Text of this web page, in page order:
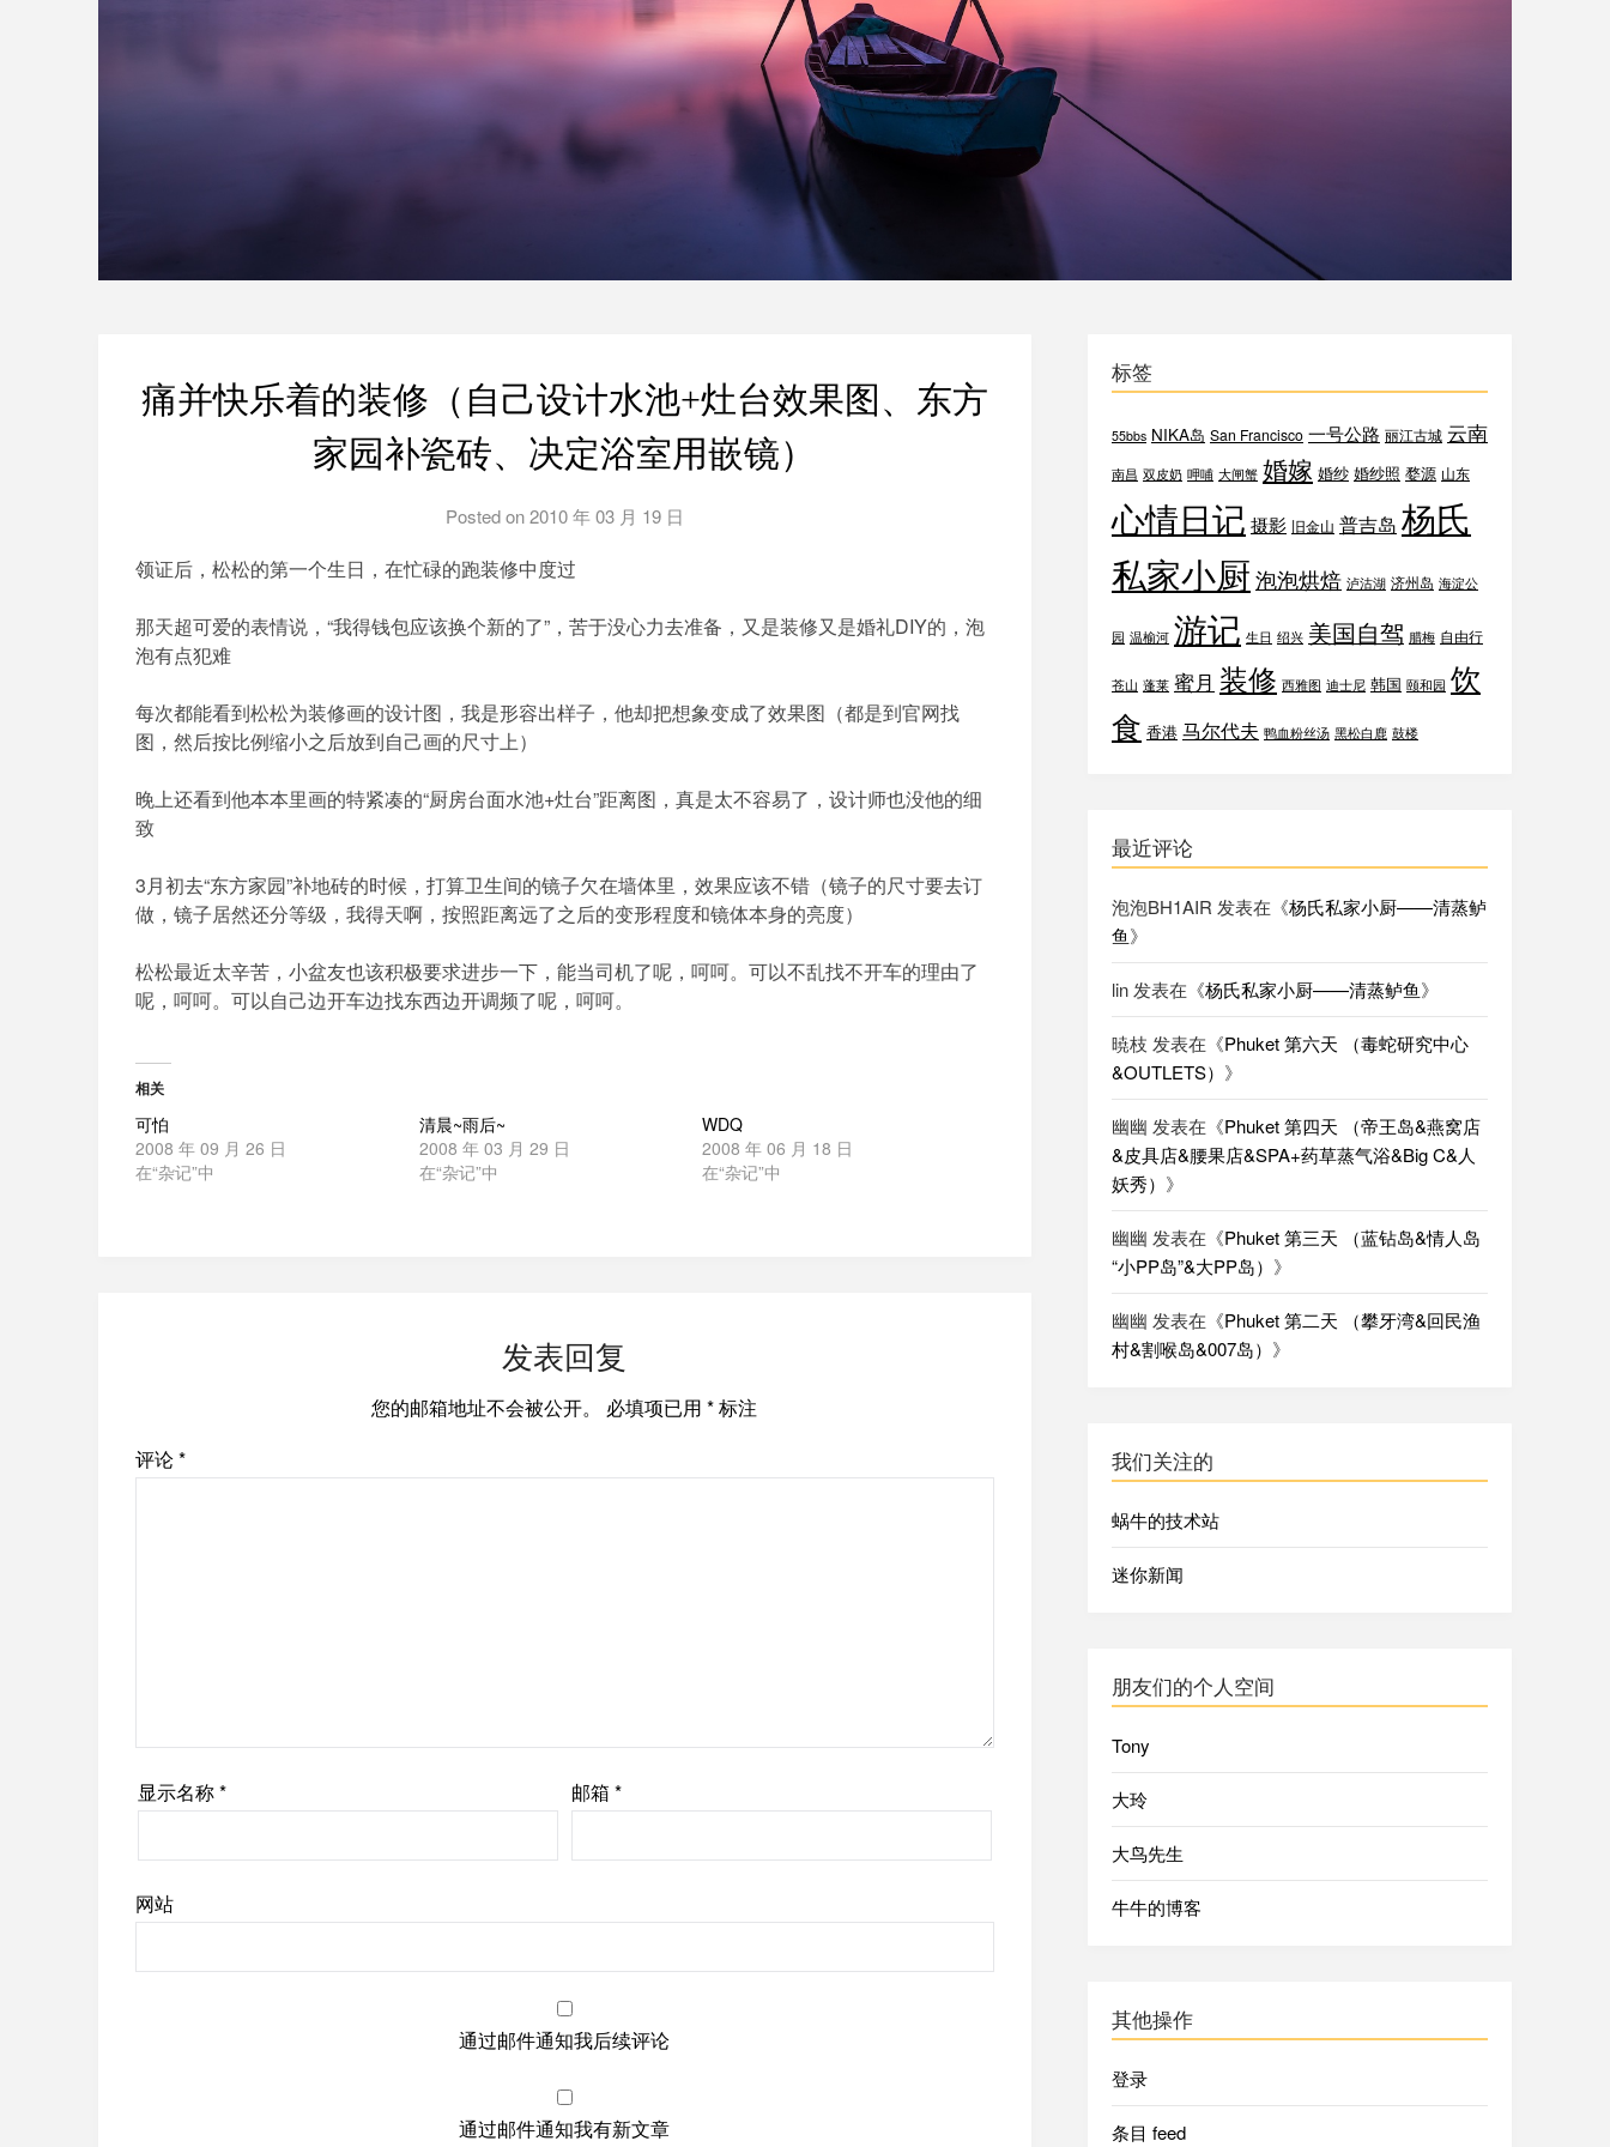
痛并快乐着的装修（自己设计水池+灶台效果图、东方
家园补瓷砖、决定浴室用嵌镜）
Posted on2010 年 03 月 19 日
领证后，松松的第一个生日，在忙碌的跑装修中度过
那天超可爱的表情说，“我得钱包应该换个新的了”，苦于没心力去准备，又是装修又是婚礼DIY的，泡
泡有点犯难
每次都能看到松松为装修画的设计图，我是形容出样子，他却把想象变成了效果图（都是到官网找
图，然后按比例缩小之后放到自己画的尺寸上）
晚上还看到他本本里画的特紧凑的“厨房台面水池+灶台”距离图，真是太不容易了，设计师也没他的细
致
3月初去“东方家园”补地砖的时候，打算卫生间的镜子欠在墙体里，效果应该不错（镜子的尺寸要去订
做，镜子居然还分等级，我得天啊，按照距离远了之后的变形程度和镜体本身的亮度）
松松最近太辛苦，小盆友也该积极要求进步一下，能当司机了呢，呵呵。可以不乱找不开车的理由了
呢，呵呵。可以自己边开车边找东西边开调频了呢，呵呵。
相关
可怕
2008 年 09 月 26 日
在“杂记”中
清晨~雨后~
2008 年 03 月 29 日
在“杂记”中
WDQ
2008 年 06 月 18 日
在“杂记”中
发表回复
您的邮箱地址不会被公开。 必填项已用*标注
评论*
显示名称* 邮箱 *
网站
通过邮件通知我后续评论
通过邮件通知我有新文章
标签
55bbs NIKA岛 San Francisco 一号公路 丽江古城 云南
南昌 双皮奶 呷哺 大闸蟹 婚嫁 婚纱 婚纱照 婺源 山东
心情日记 摄影 旧金山 普吉岛 杨氏
私家小厨泡泡烘焙 泸沽湖 济州岛 海淀公
园 温榆河 游记 生日 绍兴 美国自驾 腊梅 自由行
苍山 蓬莱 蜜月 装修 西雅图 迪士尼 韩国 颐和园 饮
食 香港 马尔代夫 鸭血粉丝汤 黑松白鹿 鼓楼
最近评论
泡泡BH1AIR 发表在《杨氏私家小厨——清蒸鲈
鱼》
lin发表在《杨氏私家小厨——清蒸鲈鱼》
暁枝 发表在《Phuket 第六天 （毒蛇研究中心
&OUTLETS） 》
幽幽 发表在《Phuket 第四天 （帝王岛&燕窝店
&皮具店&腰果店&SPA+药草蒸气浴&Big C&人
妖秀） 》
幽幽 发表在《Phuket 第三天 （蓝钻岛&情人岛
“小PP岛”&大PP岛） 》
幽幽 发表在《Phuket 第二天 （攀牙湾&回民渔
村&割喉岛&007岛） 》
我们关注的
蜗牛的技术站
迷你新闻
朋友们的个人空间
Tony
大玲
大鸟先生
牛牛的博客
其他操作
登录
条目 feed